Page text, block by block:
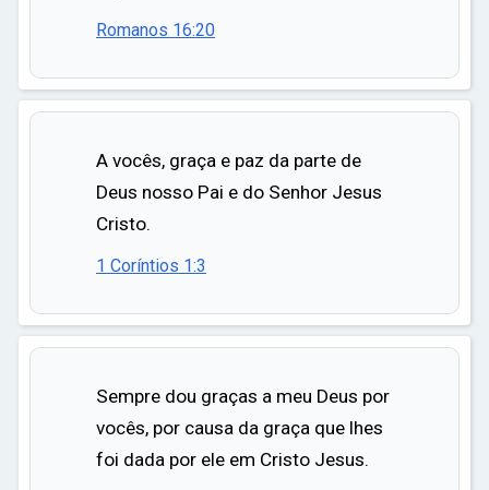
Romanos 16:20
A vocês, graça e paz da parte de
Deus nosso Pai e do Senhor Jesus
Cristo.
1 Coríntios 1:3
Sempre dou graças a meu Deus por
vocês, por causa da graça que lhes
foi dada por ele em Cristo Jesus.